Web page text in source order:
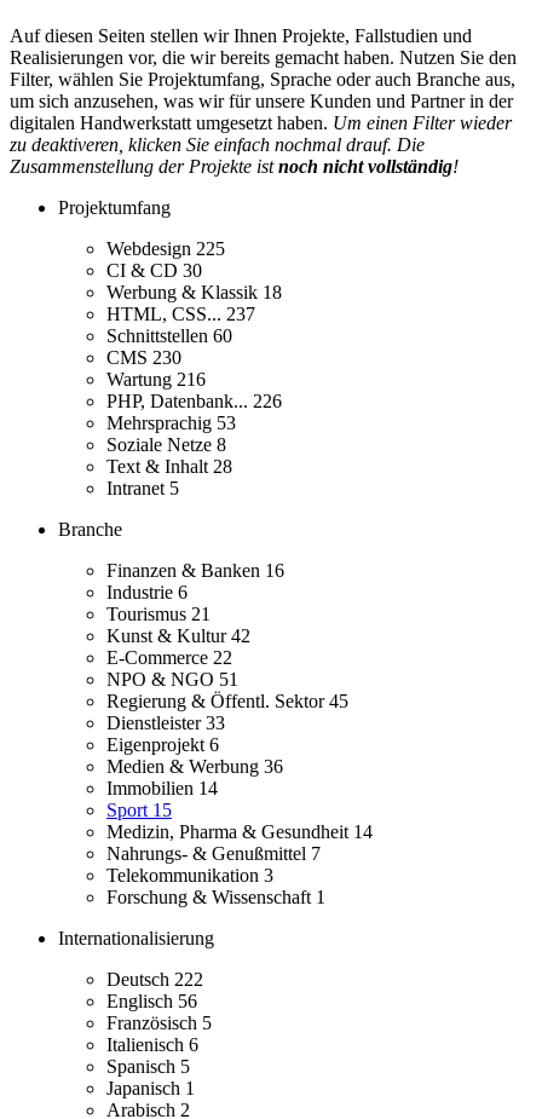
Auf diesen Seiten stellen wir Ihnen Projekte, Fallstudien und
Realisierungen vor, die wir bereits gemacht haben. Nutzen Sie den
Filter, wählen Sie Projektumfang, Sprache oder auch Branche aus,
um sich anzusehen, was wir für unsere Kunden und Partner in der
digitalen Handwerkstatt umgesetzt haben. Um einen Filter wieder
zu deaktiveren, klicken Sie einfach nochmal drauf. Die
Zusammenstellung der Projekte istnoch nicht vollständig!
Projektumfang
Webdesign 225
CI & CD 30
Werbung & Klassik 18
HTML, CSS... 237
Schnittstellen 60
CMS 230
Wartung 216
PHP, Datenbank... 226
Mehrsprachig 53
Soziale Netze 8
Text & Inhalt 28
Intranet 5
Branche
Finanzen & Banken 16
Industrie 6
Tourismus 21
Kunst & Kultur42
E-Commerce 22
NPO & NGO 51
Regierung & Öffentl. Sektor45
Dienstleister33
Eigenprojekt 6
Medien & Werbung 36
Immobilien 14
Sport 15
Medizin, Pharma & Gesundheit 14
Nahrungs- & Genußmittel 7
Telekommunikation 3
Forschung & Wissenschaft 1
Internationalisierung
Deutsch 222
Englisch 56
Französisch 5
Italienisch 6
Spanisch 5
Japanisch 1
Arabisch 2